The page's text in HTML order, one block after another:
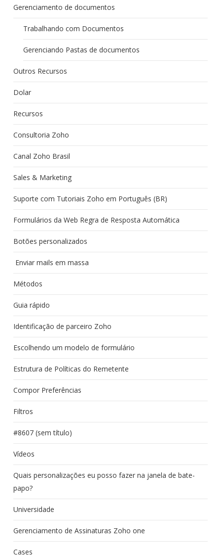
Gerenciamento de documentos
Trabalhando com Documentos
Gerenciando Pastas de documentos
Outros Recursos
Dolar
Recursos
Consultoria Zoho
Canal Zoho Brasil
Sales & Marketing
Suporte com Tutoriais Zoho em Português (BR)
Formulários da Web Regra de Resposta Automática
Botões personalizados
Enviar mails em massa
Métodos
Guia rápido
Identificação de parceiro Zoho
Escolhendo um modelo de formulário
Estrutura de Políticas do Remetente
Compor Preferências
Filtros
#8607 (sem título)
Vídeos
Quais personalizações eu posso fazer na janela de bate-
papo?
Universidade
Gerenciamento de Assinaturas Zoho one
Cases